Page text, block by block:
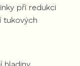
při redukci
tukových
hladiny